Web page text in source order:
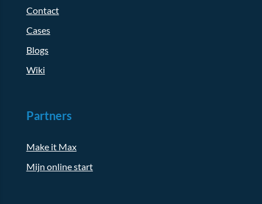
Contact
Cases
Blogs
Wiki
Partners
Make it Max
Mijn online start